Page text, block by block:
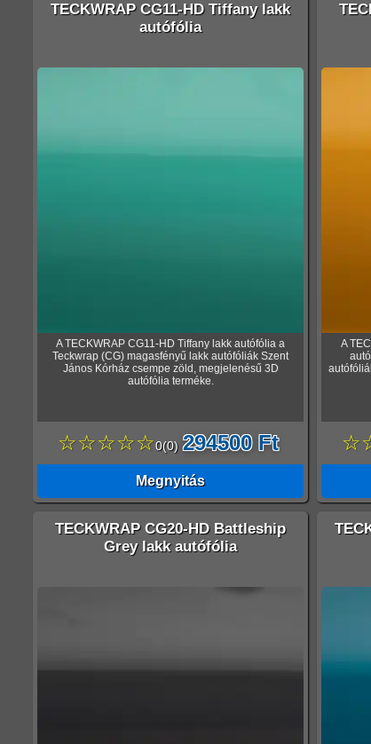
TECKWRAP CG11-HD Tiffany lakk
autófólia
A TECKWRAP CG11-HD Tiffany lakk autófólia a
Teckwrap (CG) magasfényű lakk autófóliák Szent
János Kórház csempe zöld, megjelenésű 3D
autófólia terméke.
☆☆☆☆☆0(0) 294500 Ft
Megnyitás
A
TECKWRAP CG20-HD Battleship
Grey lakk autófólia